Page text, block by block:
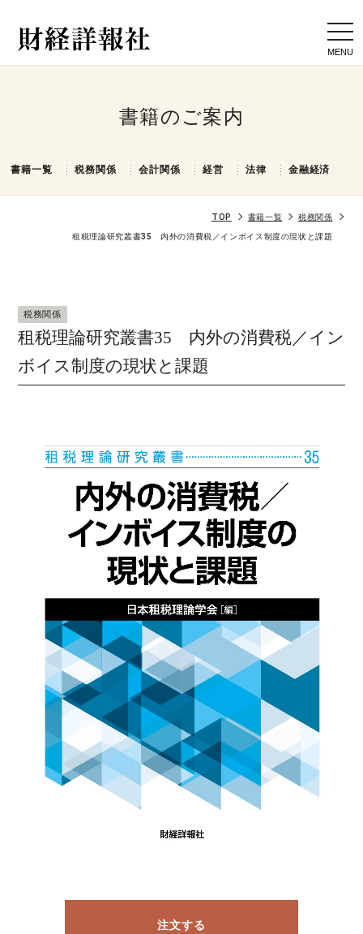
書籍のご案内
書籍一覧 税務関係 会計関係 経営 法律 金融経済
TOP 書籍一覧
税務関係
租税理論研究叢書35 内外の消費税／インボイス制度の現状と課題
税務関係
租税理論研究叢書35 内外の消費税／イン
ボイス制度の現状と課題
注文する